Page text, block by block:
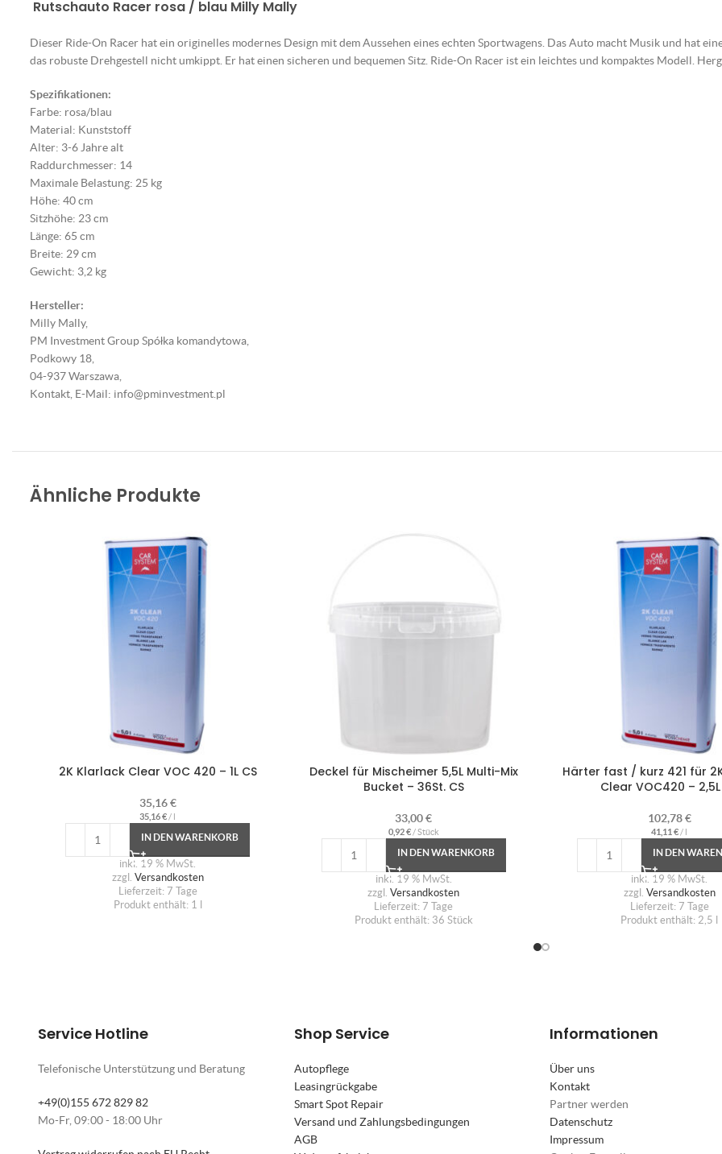
Rutschauto Racer rosa / blau Milly Mally
Dieser Ride-On Racer hat ein originelles modernes Design mit dem Aussehen eines echten Sportwagens. Das Auto macht Musik und hat
das robuste Drehgestell nicht umkippt. Er hat einen sicheren und bequemen Sitz. Ride-On Racer ist ein leichtes und kompaktes Modell.
Spezifikationen:
Farbe: rosa/blau
Material: Kunststoff
Alter: 3-6 Jahre alt
Raddurchmesser: 14
Maximale Belastung: 25 kg
Höhe: 40 cm
Sitzhöhe: 23 cm
Länge: 65 cm
Breite: 29 cm
Gewicht: 3,2 kg
Hersteller:
Milly Mally,
PM Investment Group Spółka komandytowa,
Podkowy 18,
04-937 Warszawa,
Kontakt, E-Mail: info@pminvestment.pl
Ähnliche Produkte
2K Klarlack Clear VOC 420 – 1L CS
35,16€
35,16€ / l
IN DEN WARENKORB
inkl. 19 % MwSt.
zzgl. Versandkosten
Lieferzeit: 7 Tage
Produkt enthält: 1 l
Deckel für Mischeimer 5,5L Multi-Mix
Bucket – 36St. CS
33,00€
0,92€/Stück
IN DEN WARENKORB
inkl. 19 % MwSt.
zzgl.Versandkosten
Lieferzeit: 7 Tage
Produkt enthält: 36 Stück
Härter fast / kurz 421 für
Clear VOC420 – 2,5L
102,78€
41,11€ / l
IN DEN
inkl. 19 % MwSt.
zzgl. Versandkosten
Lieferzeit: 7 Tage
Produkt enthält: 2,5 l
Service Hotline
Telefonische Unterstützung und Beratung
+49(0)155 672 829 82
Mo-Fr, 09:00 - 18:00 Uhr
Shop Service
Autopflege
Leasingrückgabe
Smart Spot Repair
Versand und Zahlungsbedingungen
AGB
Informationen
Über uns
Kontakt
Partner werden
Datenschutz
Impressum